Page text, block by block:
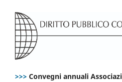
>>> Convegni annuali